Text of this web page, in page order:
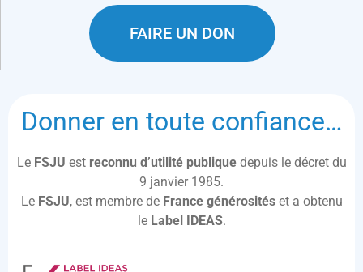
FAIRE UN DON
Donner en toute confiance…
Le FSJU est reconnu d’utilité publique depuis le décret du
9 janvier 1985.
Le FSJU, est membre de France générositéset a obtenu
le Label IDEAS.